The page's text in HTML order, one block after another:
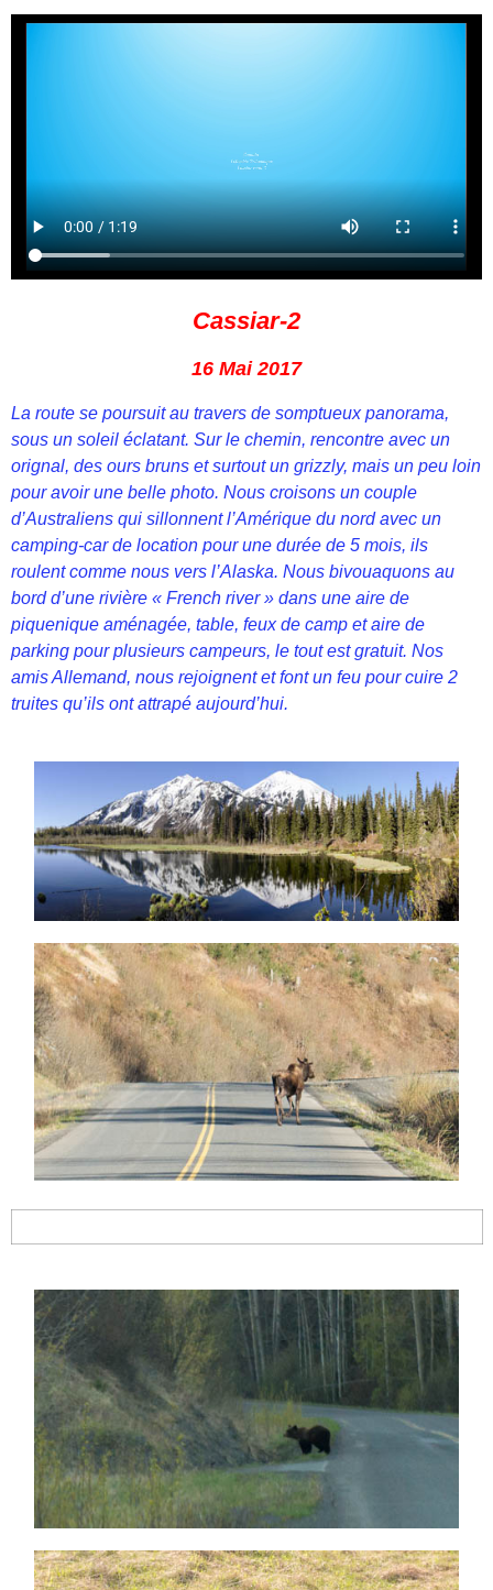
Cassiar-2
16 Mai 2017
La route se poursuit au travers de somptueux panorama,
sous un soleil éclatant. Sur le chemin, rencontre avec un
orignal, des ours bruns et surtout un grizzly, mais un peu loin
pour avoir une belle photo. Nous croisons un couple
d’Australiens qui sillonnent l’Amérique du nord avec un
camping-car de location pour une durée de 5 mois, ils
roulent comme nous vers l’Alaska. Nous bivouaquons au
bord d’une rivière « French river » dans une aire de
piquenique aménagée, table, feux de camp et aire de
parking pour plusieurs campeurs, le tout est gratuit. Nos
amis Allemand, nous rejoignent et font un feu pour cuire 2
truites qu’ils ont attrapé aujourd’hui.